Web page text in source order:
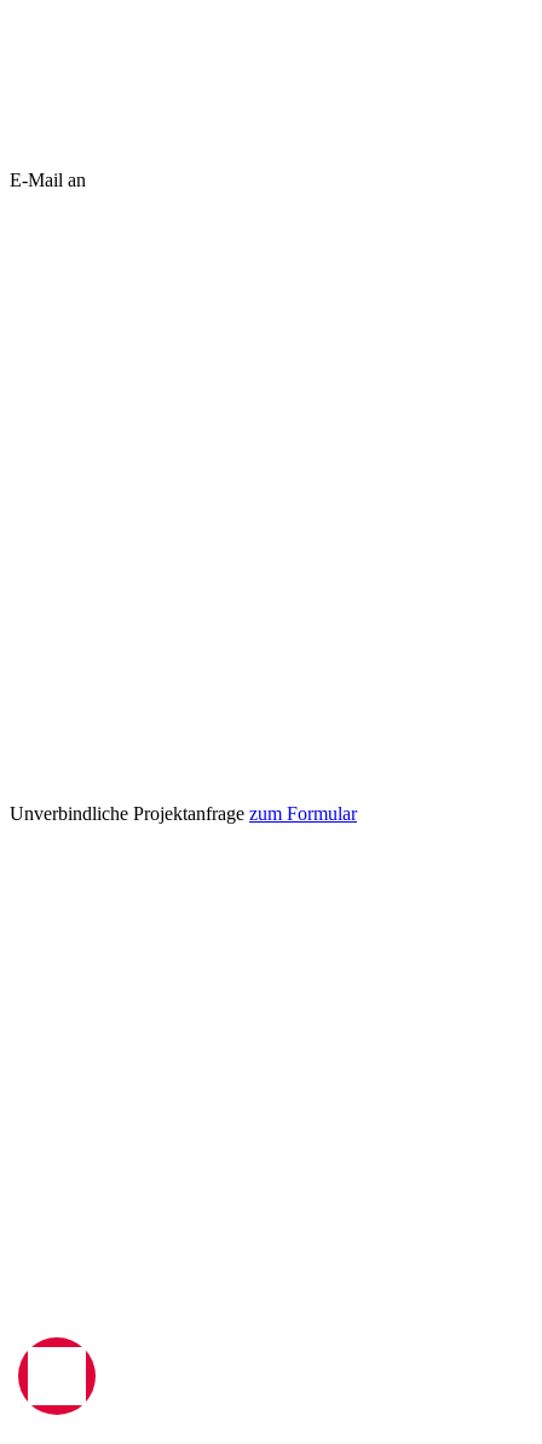
E-Mail an
Unverbindliche Projektanfrage zum Formular